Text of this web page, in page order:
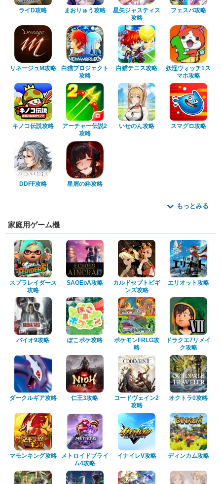
ライD攻略 まおりゅう攻略
星矢ジャスティス
攻略
フェスバ攻略
リネージュM攻略
白猫プロジェクト
攻略
白猫テニス攻略
妖怪ウォッチ1ス
マホ攻略
キノコ伝説攻略
アーチャー伝説2
攻略
いせのん攻略 スマグロ攻略
DDFF攻略 星屑の絆攻略
もっとみる
家庭用ゲーム機
スプラレイダース
攻略
SAOEoA攻略
カルドセプトビギ
ンズ攻略
エリオット攻略
バイオ9攻略 ぽこポケ攻略
ポケモンFRLG攻
略
ドラクエ7リメイ
ク攻略
ダークルギア攻略 仁王3攻略
コードヴェイン2
攻略
オクトラ0攻略
マモンキング攻略
メトロイドプライ
ム4攻略
イナイレV攻略 ディンカム攻略